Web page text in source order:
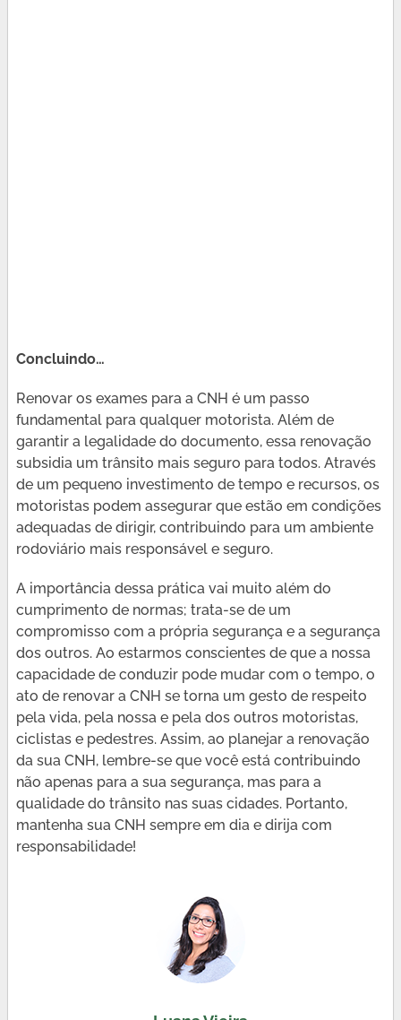
Concluindo…
Renovar os exames para a CNH é um passo
fundamental para qualquer motorista. Além de
garantir a legalidade do documento, essa renovação
subsidia um trânsito mais seguro para todos. Através
de um pequeno investimento de tempo e recursos, os
motoristas podem assegurar que estão em condições
adequadas de dirigir, contribuindo para um ambiente
rodoviário mais responsável e seguro.
A importância dessa prática vai muito além do
cumprimento de normas; trata-se de um
compromisso com a própria segurança e a segurança
dos outros. Ao estarmos conscientes de que a nossa
capacidade de conduzir pode mudar com o tempo, o
ato de renovar a CNH se torna um gesto de respeito
pela vida, pela nossa e pela dos outros motoristas,
ciclistas e pedestres. Assim, ao planejar a renovação
da sua CNH, lembre-se que você está contribuindo
não apenas para a sua segurança, mas para a
qualidade do trânsito nas suas cidades. Portanto,
mantenha sua CNH sempre em dia e dirija com
responsabilidade!